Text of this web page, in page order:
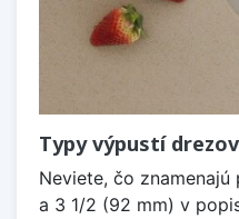
Typy výpustí drezov
Neviete, čo
a 3 1/2 (92 mm) v